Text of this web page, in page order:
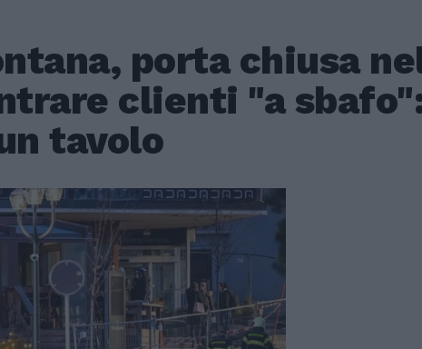
porta chiusa
clienti "a
tavolo